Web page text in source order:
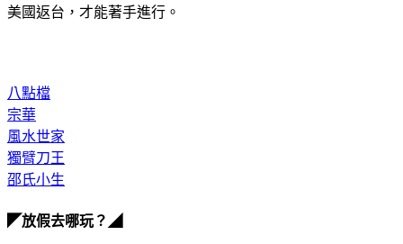
宗華
風水世家
獨臂刀王
邵氏小生